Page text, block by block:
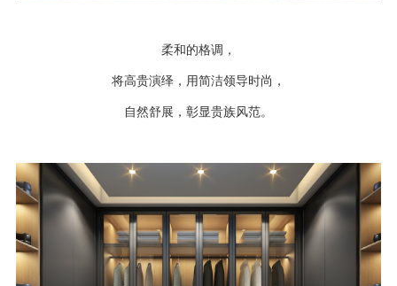
柔和的格调，
将高贵演绎，用简洁领导时尚，
自然舒展，彰显贵族风范。